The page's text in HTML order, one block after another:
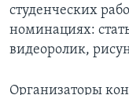
студенческих
номинациях:
видеоролик,
Организаторы